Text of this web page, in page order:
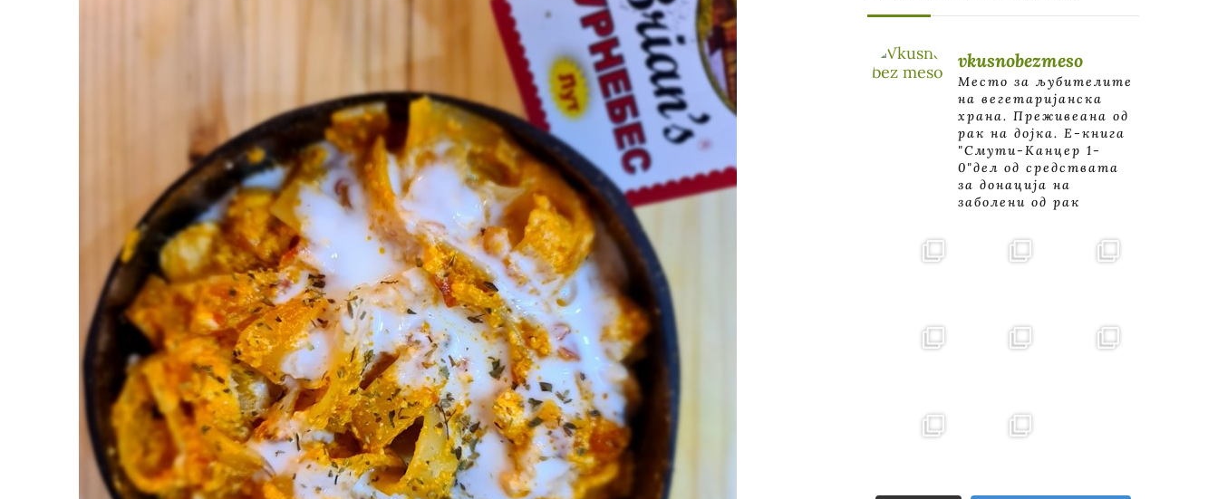
vkusnobezmeso
Место за љубителите
на вегетаријанска
храна. Преживеана од
рак на дојка. E-книга
"Смути-Канцер 1-
0"дел од средствата
за донација на
заболени од рак